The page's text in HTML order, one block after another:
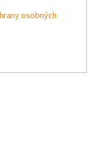
osobných